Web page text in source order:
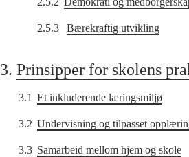
2.5.3 Bærekraftig utvikling
3. Prinsipper for skolens
3.1 Et inkluderende læringsmiljø
3.2 Undervisning og tilpasset
3.3 Samarbeid mellom hjem og skole